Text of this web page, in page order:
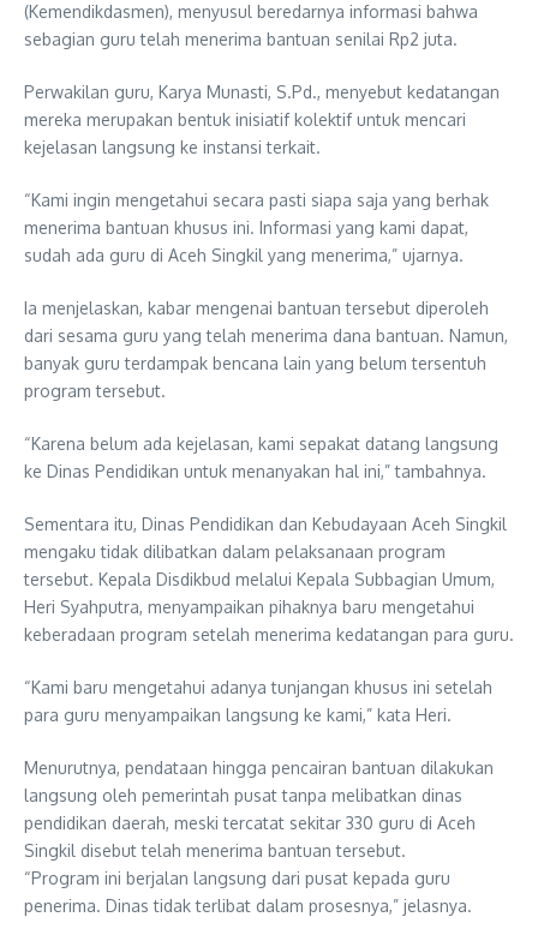
(Kemendikdasmen), menyusul beredarnya informasi bahwa
sebagian guru telah menerima bantuan senilai Rp2 juta.
Perwakilan guru, Karya Munasti, S.Pd., menyebut kedatangan
mereka merupakan bentuk inisiatif kolektif untuk mencari
kejelasan langsung ke instansi terkait.
“Kami ingin mengetahui secara pasti siapa saja yang berhak
menerima bantuan khusus ini. Informasi yang kami dapat,
sudah ada guru di Aceh Singkil yang menerima,” ujarnya.
Ia menjelaskan, kabar mengenai bantuan tersebut diperoleh
dari sesama guru yang telah menerima dana bantuan. Namun,
banyak guru terdampak bencana lain yang belum tersentuh
program tersebut.
“Karena belum ada kejelasan, kami sepakat datang langsung
ke Dinas Pendidikan untuk menanyakan hal ini,” tambahnya.
Sementara itu, Dinas Pendidikan dan Kebudayaan Aceh Singkil
mengaku tidak dilibatkan dalam pelaksanaan program
tersebut. Kepala Disdikbud melalui Kepala Subbagian Umum,
Heri Syahputra, menyampaikan pihaknya baru mengetahui
keberadaan program setelah menerima kedatangan para guru.
“Kami baru mengetahui adanya tunjangan khusus ini setelah
para guru menyampaikan langsung ke kami,” kata Heri.
Menurutnya, pendataan hingga pencairan bantuan dilakukan
langsung oleh pemerintah pusat tanpa melibatkan dinas
pendidikan daerah, meski tercatat sekitar 330 guru di Aceh
Singkil disebut telah menerima bantuan tersebut.
“Program ini berjalan langsung dari pusat kepada guru
penerima. Dinas tidak terlibat dalam prosesnya,” jelasnya.